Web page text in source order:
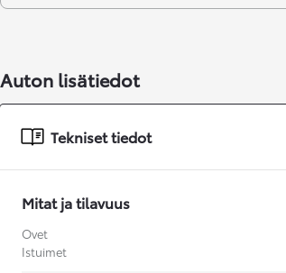
Alkaen
tai kuukausierä
Auton lisätiedot
Tekniset tiedot
Mitat ja tilavuus
Ovet
Istuimet